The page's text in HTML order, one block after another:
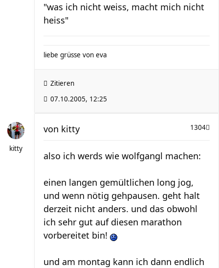
"was ich nicht weiss, macht mich nicht
heiss"
liebe grüsse von eva
Zitieren
07.10.2005, 12:25
kitty
1304
von kitty
also ich werds wie wolfgangl machen:
einen langen gemültlichen long jog,
und wenn nötig gehpausen. geht halt
derzeit nicht anders. und das obwohl
ich sehr gut auf diesen marathon
vorbereitet bin!
und am montag kann ich dann endlich